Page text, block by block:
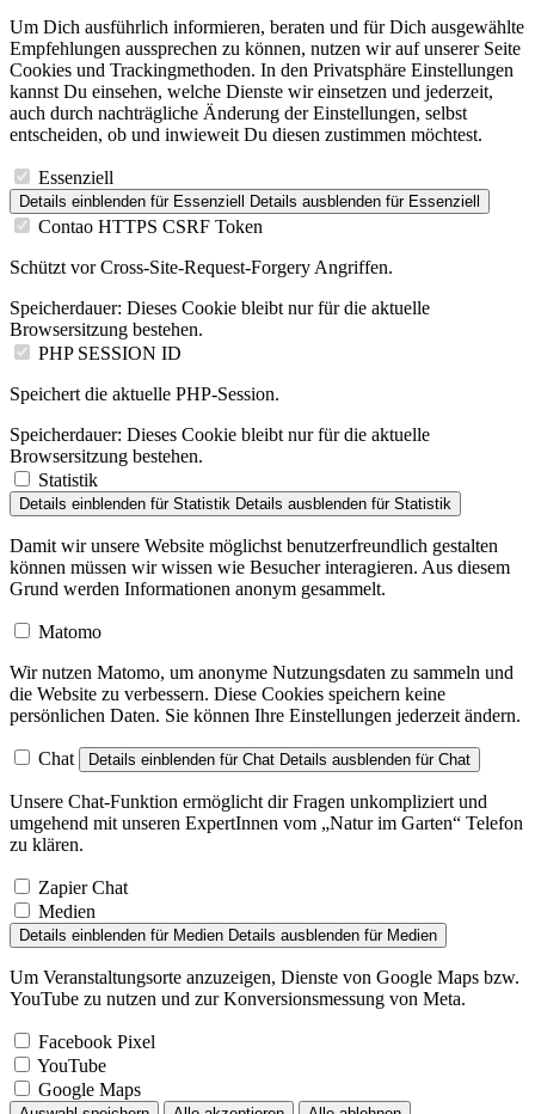
Um Dich ausführlich informieren, beraten und für Dich ausgewählte
Empfehlungen aussprechen zu können, nutzen wir auf unserer Seite
Cookies und Trackingmethoden. In den Privatsphäre Einstellungen
kannst Du einsehen, welche Dienste wir einsetzen und jederzeit,
auch durch nachträgliche Änderung der Einstellungen, selbst
entscheiden, ob und inwieweit Du diesen zustimmen möchtest.
Essenziell
Details einblenden für Essenziell Details ausblenden für Essenziell
Contao HTTPS CSRF Token
Schützt vor Cross-Site-Request-Forgery Angriffen.
Speicherdauer: Dieses Cookie bleibt nur für die aktuelle
Browsersitzung bestehen.
PHP SESSION ID
Speichert die aktuelle PHP-Session.
Speicherdauer: Dieses Cookie bleibt nur für die aktuelle
Browsersitzung bestehen.
Statistik
Details einblenden für Statistik Details ausblenden für Statistik
Damit wir unsere Website möglichst benutzerfreundlich gestalten
können müssen wir wissen wie Besucher interagieren. Aus diesem
Grund werden Informationen anonym gesammelt.
Matomo
Wir nutzen Matomo, um anonyme Nutzungsdaten zu sammeln und
die Website zu verbessern. Diese Cookies speichern keine
persönlichen Daten. Sie können Ihre Einstellungen jederzeit ändern.
Chat Details einblenden für Chat Details ausblenden für Chat
Unsere Chat-Funktion ermöglicht dir Fragen unkompliziert und
umgehend mit unseren ExpertInnen vom „Natur im Garten“ Telefon
zu klären.
Zapier Chat
Medien
Details einblenden für Medien Details ausblenden für Medien
Um Veranstaltungsorte anzuzeigen, Dienste von Google Maps bzw.
YouTube zu nutzen und zur Konversionsmessung von Meta.
Facebook Pixel
YouTube
Google Maps